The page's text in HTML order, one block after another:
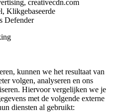
creativecdn.com
Klikgebaseerde
Defender
kunnen we het resultaat van
volgen, analyseren en ons
Hiervoor vergelijken we je
met de volgende externe
diensten al gebruikt: